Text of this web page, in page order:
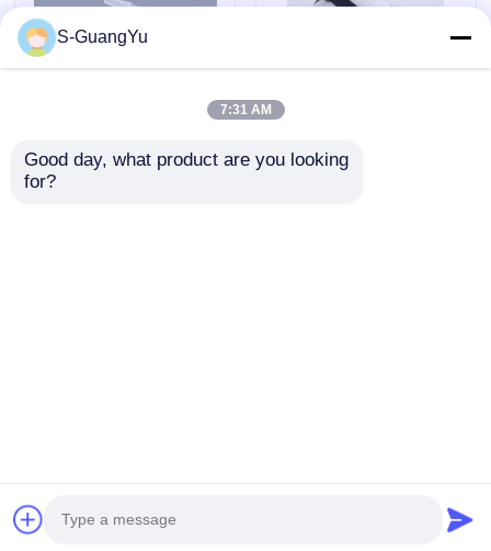
Sıvı Silikon Göğüs
Göz Koruma Gözlüğü
Machinery &Equipment Co., Ltd. All Rights
S-GuangYu
7:31 AM
Good day, what product are you looking
for?